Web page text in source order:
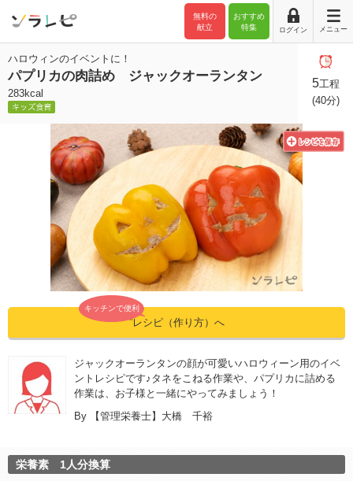
おすすめ
特集
無料の
献立
ログイン メニュー
ハロウィンのイベントに！
パプリカの肉詰め ジャックオーランタン
283kcal
5工程
(40分)
キッチンで便利
”レシピ（作り方）へ
ジャックオーランタンの顔が可愛いハロウィーン用のイベ
ントレシピです♪タネをこねる作業や、パプリカに詰める
作業は、お子様と一緒にやってみましょう！
By
【管理栄養士】大橋 千裕
栄養素 1人分換算